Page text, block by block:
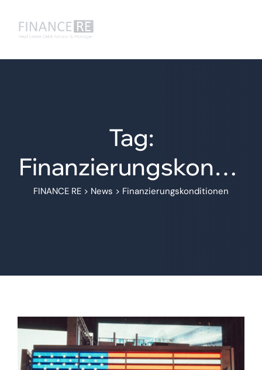
Tag:
Finanzierungskondit
ionen
FINANCE RE > News > Finanzierungskonditionen